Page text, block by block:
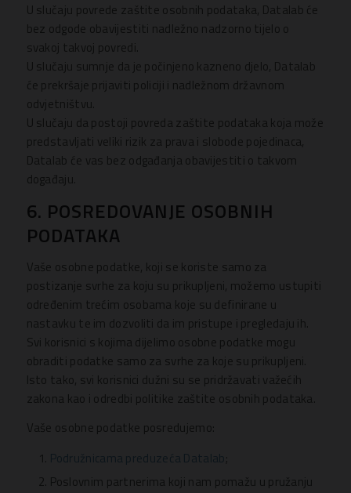
U slučaju povrede zaštite osobnih podataka, Datalab će
bez odgode obavijestiti nadležno nadzorno tijelo o
svakoj takvoj povredi.
U slučaju sumnje da je počinjeno kazneno djelo, Datalab
će prekršaje prijaviti policiji i nadležnom državnom
odvjetništvu.
U slučaju da postoji povreda zaštite podataka koja može
predstavljati veliki rizik za prava i slobode pojedinaca,
Datalab će vas bez odgađanja obavijestiti o takvom
događaju.
6. POSREDOVANJE OSOBNIH
PODATAKA
Vaše osobne podatke, koji se koriste samo za
postizanje svrhe za koju su prikupljeni, možemo ustupiti
određenim trećim osobama koje su definirane u
nastavku te im dozvoliti da im pristupe i pregledaju ih.
Svi korisnici s kojima dijelimo osobne podatke mogu
obraditi podatke samo za svrhe za koje su prikupljeni.
Isto tako, svi korisnici dužni su se pridržavati važećih
zakona kao i odredbi politike zaštite osobnih podataka.
Vaše osobne podatke posredujemo:
Podružnicama preduzeća Datalab;
Poslovnim partnerima koji nam pomažu u pružanju